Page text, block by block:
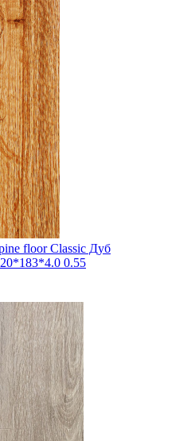
floor Classic Дуб
0.55